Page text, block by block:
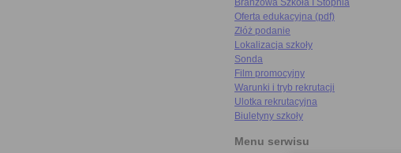
Branżowa Szkoła I Stopnia
Oferta edukacyjna (pdf)
Złóż podanie
Lokalizacja szkoły
Sonda
Film promocyjny
Warunki i tryb rekrutacji
Ulotka rekrutacyjna
Biuletyny szkoły
Menu serwisu